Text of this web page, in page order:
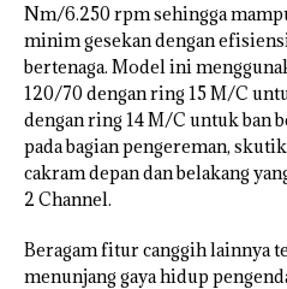
Nm/6.250 rpm sehingga
minim gesekan dengan
bertenaga. Model ini
120/70 dengan ring 15 M/C
dengan ring 14 M/C untuk ban
pada bagian pengereman,
cakram depan dan belakang
2 Channel.
Beragam fitur canggih lainnya
menunjang gaya hidup